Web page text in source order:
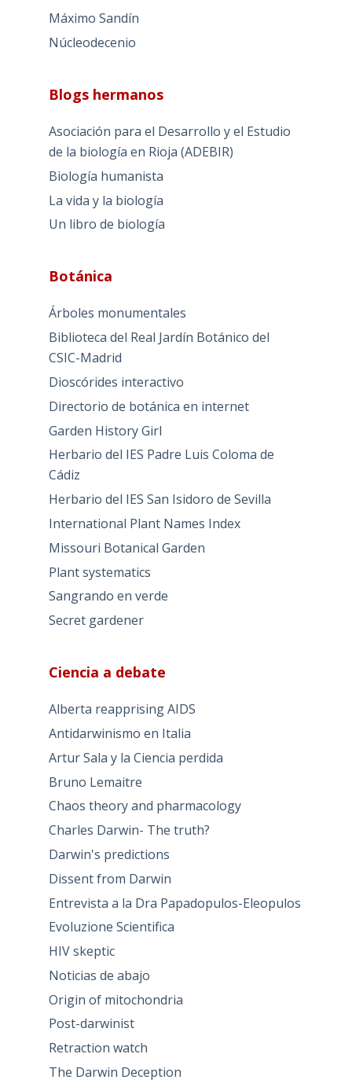
Máximo Sandín
Núcleodecenio
Blogs hermanos
Asociación para el Desarrollo y el Estudio
de la biología en Rioja (ADEBIR)
Biología humanista
La vida y la biología
Un libro de biología
Botánica
Árboles monumentales
Biblioteca del Real Jardín Botánico del
CSIC-Madrid
Dioscórides interactivo
Directorio de botánica en internet
Garden History Girl
Herbario del IES Padre Luis Coloma de
Cádiz
Herbario del IES San Isidoro de Sevilla
International Plant Names Index
Missouri Botanical Garden
Plant systematics
Sangrando en verde
Secret gardener
Ciencia a debate
Alberta reapprising AIDS
Antidarwinismo en Italia
Artur Sala y la Ciencia perdida
Bruno Lemaitre
Chaos theory and pharmacology
Charles Darwin- The truth?
Darwin's predictions
Dissent from Darwin
Entrevista a la Dra Papadopulos-Eleopulos
Evoluzione Scientifica
HIV skeptic
Noticias de abajo
Origin of mitochondria
Post-darwinist
Retraction watch
The Darwin Deception